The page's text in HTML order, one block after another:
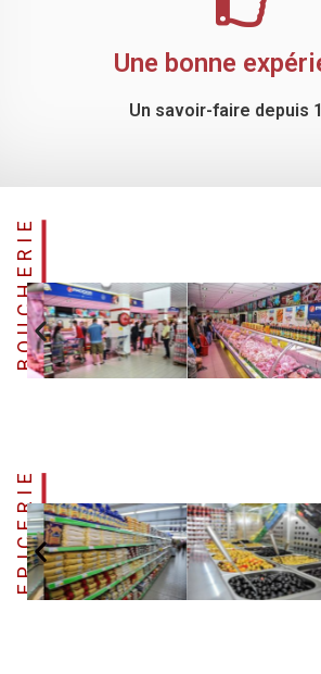
Une bonne
Un savoir-faire depuis
BOUCHERIE
EPICERIE